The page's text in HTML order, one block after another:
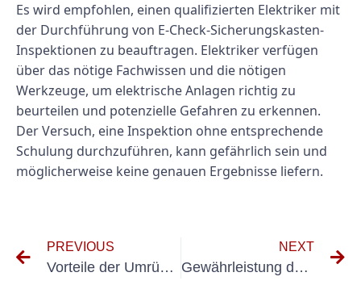
Es wird empfohlen, einen qualifizierten Elektriker mit
der Durchführung von E-Check-Sicherungskasten-
Inspektionen zu beauftragen. Elektriker verfügen
über das nötige Fachwissen und die nötigen
Werkzeuge, um elektrische Anlagen richtig zu
beurteilen und potenzielle Gefahren zu erkennen.
Der Versuch, eine Inspektion ohne entsprechende
Schulung durchzuführen, kann gefährlich sein und
möglicherweise keine genauen Ergebnisse liefern.
PREVIOUS
Vorteile der Umrüstung auf energieeffiziente elektrische Anlagen
NEXT
Gewährleistung der Sicherheit durch elektrische Tests tragbarer Geräte